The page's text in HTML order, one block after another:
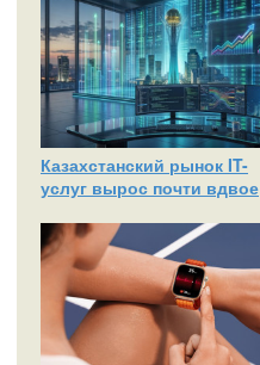
Казахстанский рынок IT-
услуг вырос почти вдвое